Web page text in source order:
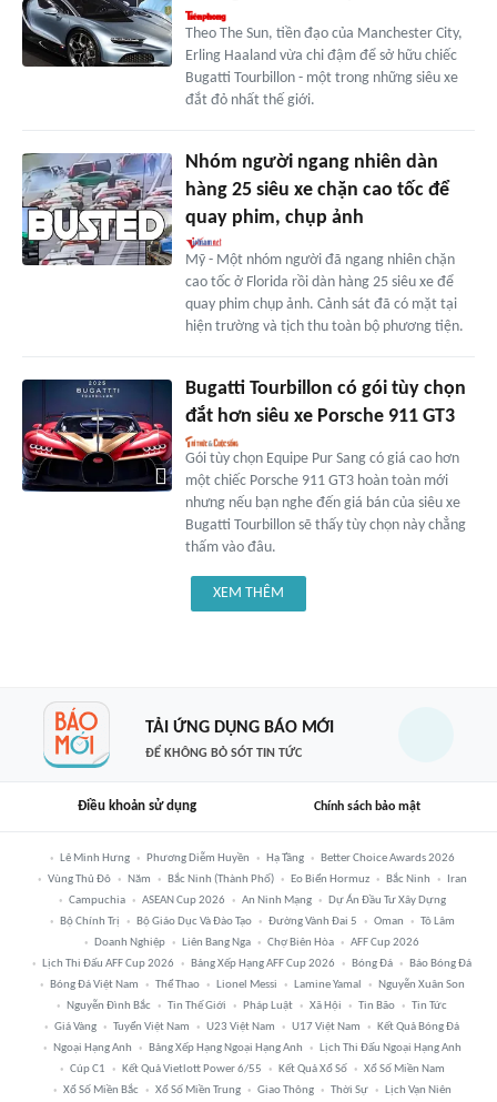
Theo The Sun, tiền đạo của Manchester City,
Erling Haaland vừa chi đậm để sở hữu chiếc
Bugatti Tourbillon - một trong những siêu xe
đắt đỏ nhất thế giới.
Nhóm người ngang nhiên dàn
hàng 25 siêu xe chặn cao tốc để
quay phim, chụp ảnh
Mỹ - Một nhóm người đã ngang nhiên chặn
cao tốc ở Florida rồi dàn hàng 25 siêu xe để
quay phim chụp ảnh. Cảnh sát đã có mặt tại
hiện trường và tịch thu toàn bộ phương tiện.
Bugatti Tourbillon có gói tùy chọn
đắt hơn siêu xe Porsche 911 GT3
Gói tùy chọn Equipe Pur Sang có giá cao hơn
một chiếc Porsche 911 GT3 hoàn toàn mới
nhưng nếu bạn nghe đến giá bán của siêu xe
Bugatti Tourbillon sẽ thấy tùy chọn này chẳng
thấm vào đâu.
XEM THÊM
TẢI ỨNG DỤNG BÁO MỚI
ĐỂ KHÔNG BỎ SÓT TIN TỨC
Điều khoản sử dụng Chính sách bảo mật
Lê Minh Hưng Phương Diễm Huyền Hạ Tầng
Better Choice Awards 2026
Vùng Thủ Đô
Năm Bắc Ninh (thành Phố) Eo Biển Hormuz Bắc Ninh
Iran
Campuchia
ASEAN Cup 2026 An Ninh Mạng
Dự Án Đầu Tư Xây Dựng
Bộ Chính Trị
Bộ Giáo Dục Và Đào Tạo Đường Vành Đai 5 Oman
Tô Lâm
Doanh Nghiệp
Liên Bang Nga Chợ Biên Hòa
AFF Cup 2026
Lịch Thi Đấu AFF Cup 2026
Bảng Xếp Hạng AFF Cup 2026 Bóng Đá
Báo Bóng Đá
Bóng Đá Việt Nam
Thể Thao Lionel Messi Lamine Yamal
Nguyễn Xuân Son
Nguyễn Đình Bắc
Tin Thế Giới Pháp Luật Xã Hội Tin Bão
Tin Tức
Giá Vàng
Tuyển Việt Nam U23 Việt Nam U17 Việt Nam
Kết Quả Bóng Đá
Ngoại Hạng Anh
Bảng Xếp Hạng Ngoại Hạng Anh
Lịch Thi Đấu Ngoại Hạng Anh
Cúp C1
Kết Quả Vietlott Power 6/55 Kết Quả Xổ Số
Xổ Số Miền Nam
Xổ Số Miền Bắc
Xổ Số Miền Trung Giao Thông Thời Sự Lịch Vạn Niên